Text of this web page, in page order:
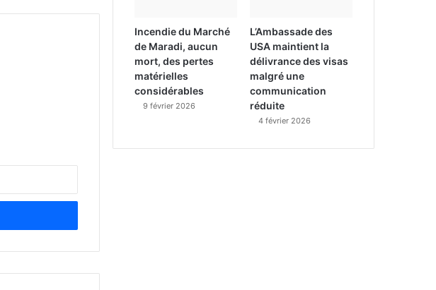
Incendie du Marché
de Maradi, aucun
mort, des pertes
matérielles
considérables
9 février 2026
L’Ambassade des
USA maintient la
délivrance des visas
malgré une
communication
réduite
4 février 2026